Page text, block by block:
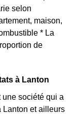
selon
maison,
* La
de
à Lanton
société qui a
Lanton et ailleurs